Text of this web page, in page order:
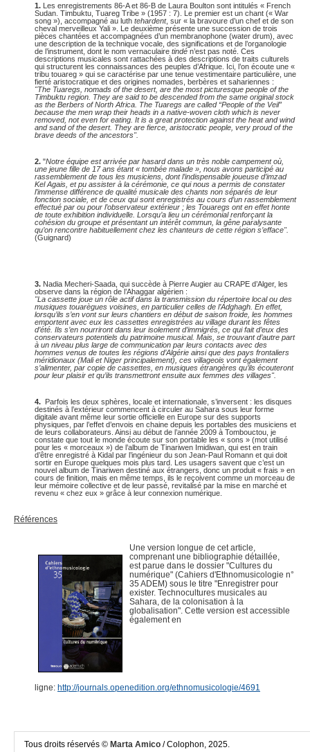
1. Les enregistrements 86-A et 86-B de Laura Boulton sont intitulés « French
Sudan. Timbuktu, Tuareg Tribe » (1957 : 7). Le premier est un chant (« War
song »), accompagné au luth tehardent, sur « la bravoure d’un chef et de son
cheval merveilleux Yali ». Le deuxième présente une succession de trois
pièces chantées et accompagnées d’un membranophone (water drum), avec
une description de la technique vocale, des significations et de l’organologie
de l’instrument, dont le nom vernaculaire tindé n’est pas noté. Ces
descriptions musicales sont rattachées à des descriptions de traits culturels
qui structurent les connaissances des peuples d’Afrique. Ici, l’on écoute une «
tribu touareg » qui se caractérise par une tenue vestimentaire particulière, une
fierté aristocratique et des origines nomades, berbères et sahariennes :
"The Tuaregs, nomads of the desert, are the most picturesque people of the
Timbuktu region. They are said to be descended from the same original stock
as the Berbers of North Africa. The Tuaregs are called “People of the Veil”
because the men wrap their heads in a native-woven cloth which is never
removed, not even for eating. It is a great protection against the heat and wind
and sand of the desert. They are fierce, aristocratic people, very proud of the
brave deeds of the ancestors".
2. "Notre équipe est arrivée par hasard dans un très noble campement où,
une jeune fille de 17 ans étant « tombée malade », nous avons participé au
rassemblement de tous les musiciens, dont l’indispensable joueuse d’imzad
Kel Agais, et pu assister à la cérémonie, ce qui nous a permis de constater
l’immense différence de qualité musicale des chants non séparés de leur
fonction sociale, et de ceux qui sont enregistrés au cours d’un rassemblement
effectué par ou pour l’observateur extérieur ; les Touaregs ont en effet honte
de toute exhibition individuelle. Lorsqu’a lieu un cérémonial renforçant la
cohésion du groupe et présentant un intérêt commun, la gêne paralysante
qu’on rencontre habituellement chez les chanteurs de cette région s’efface".
(Guignard)
3. Nadia Mecheri-Saada, qui succède à Pierre Augier au CRAPE d’Alger, les
observe dans la région de l’Ahaggar algérien :
"La cassette joue un rôle actif dans la transmission du répertoire local ou des
musiques touarègues voisines, en particulier celles de l’Adghagh. En effet,
lorsqu’ils s’en vont sur leurs chantiers en début de saison froide, les hommes
emportent avec eux les cassettes enregistrées au village durant les fêtes
d’été. Ils s’en nourriront dans leur isolement d’immigrés, ce qui fait d’eux des
conservateurs potentiels du patrimoine musical. Mais, se trouvant d’autre part
à un niveau plus large de communication par leurs contacts avec des
hommes venus de toutes les régions d’Algérie ainsi que des pays frontaliers
méridionaux (Mali et Niger principalement), ces villageois vont également
s’alimenter, par copie de cassettes, en musiques étrangères qu’ils écouteront
pour leur plaisir et qu’ils transmettront ensuite aux femmes des villages".
4. Parfois les deux sphères, locale et internationale, s’inversent : les disques
destinés à l’extérieur commencent à circuler au Sahara sous leur forme
digitale avant même leur sortie officielle en Europe sur des supports
physiques, par l’effet d’envois en chaine depuis les portables des musiciens et
de leurs collaborateurs. Ainsi au début de l’année 2009 à Tombouctou, je
constate que tout le monde écoute sur son portable les « sons » (mot utilisé
pour les « morceaux ») de l’album de Tinariwen Imidiwan, qui est en train
d’être enregistré à Kidal par l’ingénieur du son Jean-Paul Romann et qui doit
sortir en Europe quelques mois plus tard. Les usagers savent que c’est un
nouvel album de Tinariwen destiné aux étrangers, donc un produit « frais » en
cours de finition, mais en même temps, ils le reçoivent comme un morceau de
leur mémoire collective et de leur passé, revitalisé par la mise en marché et
revenu « chez eux » grâce à leur connexion numérique.
Références
Une version longue de cet article,
comprenant une bibliographie détaillée,
est parue dans le dossier "Cultures du
numérique" (Cahiers d'Ethnomusicologie n°
35 ADEM) sous le titre "Enregistrer pour
exister. Technocultures musicales au
Sahara, de la colonisation à la
globalisation". Cette version est accessible
également en
ligne: http://journals.openedition.org/ethnomusicologie/4691
Tous droits réservés © Marta Amico / Colophon, 2025.